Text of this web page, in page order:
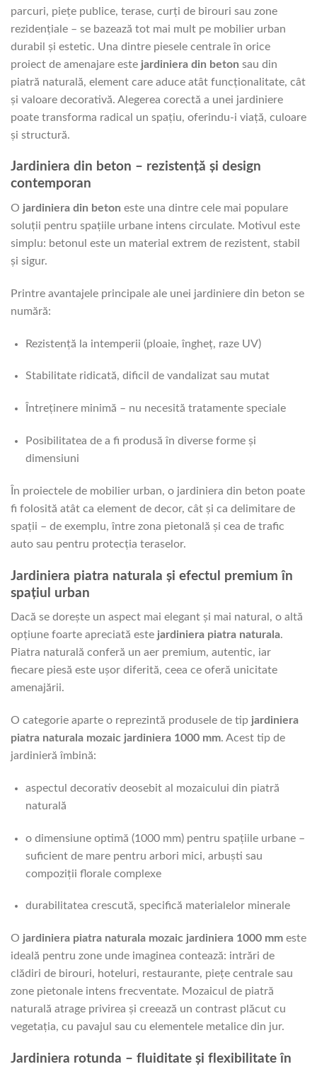
parcuri, piețe publice, terase, curți de birouri sau zone
rezidențiale – se bazează tot mai mult pe mobilier urban
durabil și estetic. Una dintre piesele centrale în orice
proiect de amenajare este jardiniera din beton sau din
piatră naturală, element care aduce atât funcționalitate, cât
și valoare decorativă. Alegerea corectă a unei jardiniere
poate transforma radical un spațiu, oferindu-i viață, culoare
și structură.
Jardiniera din beton – rezistență și design
contemporan
O jardiniera din beton este una dintre cele mai populare
soluții pentru spațiile urbane intens circulate. Motivul este
simplu: betonul este un material extrem de rezistent, stabil
și sigur.
Printre avantajele principale ale unei jardiniere din beton se
numără:
Rezistență la intemperii (ploaie, îngheț, raze UV)
Stabilitate ridicată, dificil de vandalizat sau mutat
Întreținere minimă – nu necesită tratamente speciale
Posibilitatea de a fi produsă în diverse forme și
dimensiuni
În proiectele de mobilier urban, o jardiniera din beton poate
fi folosită atât ca element de decor, cât și ca delimitare de
spații – de exemplu, între zona pietonală și cea de trafic
auto sau pentru protecția teraselor.
Jardiniera piatra naturala și efectul premium în
spațiul urban
Dacă se dorește un aspect mai elegant și mai natural, o altă
opțiune foarte apreciată este jardiniera piatra naturala.
Piatra naturală conferă un aer premium, autentic, iar
fiecare piesă este ușor diferită, ceea ce oferă unicitate
amenajării.
O categorie aparte o reprezintă produsele de tip jardiniera
piatra naturala mozaic jardiniera 1000 mm. Acest tip de
jardinieră îmbină:
aspectul decorativ deosebit al mozaicului din piatră
naturală
o dimensiune optimă (1000 mm) pentru spațiile urbane –
suficient de mare pentru arbori mici, arbuști sau
compoziții florale complexe
durabilitatea crescută, specifică materialelor minerale
O jardiniera piatra naturala mozaic jardiniera 1000 mm este
ideală pentru zone unde imaginea contează: intrări de
clădiri de birouri, hoteluri, restaurante, piețe centrale sau
zone pietonale intens frecventate. Mozaicul de piatră
naturală atrage privirea și creează un contrast plăcut cu
vegetația, cu pavajul sau cu elementele metalice din jur.
Jardiniera rotunda – fluiditate și flexibilitate în